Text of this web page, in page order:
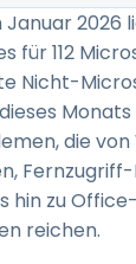
Januar 2026
für 112
Nicht-
die
hin zu Office-
reichen.